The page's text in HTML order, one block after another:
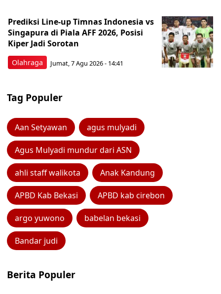
Olahraga
Prediksi Line-up Timnas Indonesia vs
Singapura di Piala AFF 2026, Posisi
Kiper Jadi Sorotan
Jumat, 7 Agu 2026 - 14:41
Tag Populer
Aan Setyawan agus mulyadi
Agus Mulyadi mundur dari ASN
ahli staff walikota Anak Kandung
APBD Kab Bekasi APBD kab cirebon
argo yuwono babelan bekasi
Bandar judi
Berita Populer